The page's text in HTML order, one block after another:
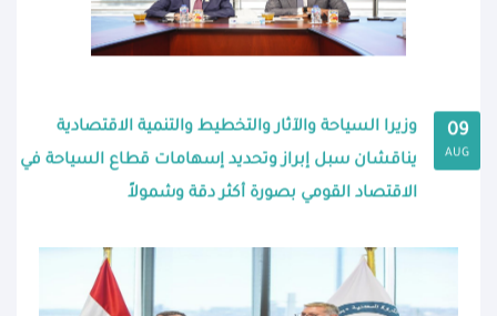
09
AUG
وزيرا السياحة والآثار والتخطيط والتنمية الاقتصادية
يناقشان سبل إبراز وتحديد إسهامات قطاع السياحة في
الاقتصاد القومي بصورة أكثر دقة وشمولاً